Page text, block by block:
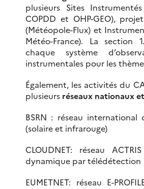
plusieurs Sites
COPDD et OHP-GEO),
(Météopole-Flux) et
Météo-France). La
chaque système
instrumentales pour les
Également, les activités du
plusieurs réseaux nationaux
BSRN : réseau international
(solaire et infrarouge)
CLOUDNET: réseau
dynamique par télédétection
EUMETNET: réseau E-